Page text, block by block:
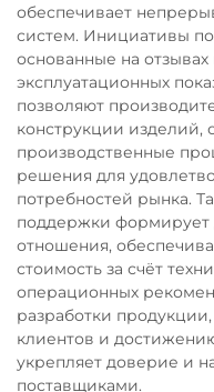
обеспечивает
систем. Инициативы
основанные на
эксплуатационных
позволяют
конструкции изделий,
производственные
решения для
потребностей рынка.
поддержки формирует
отношения,
стоимость за счёт
операционных
разработки продукции,
клиентов и
укрепляет доверие и
поставщиками.